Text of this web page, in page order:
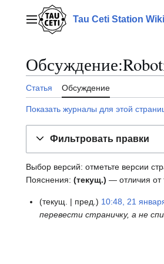
содержаниюГлавное менюTau Ceti Station Wiki
Статья Обсуждение
Показать журналы для этой
Фильтровать правки
Выбор версий: отметьте версии
Пояснения: (текущ.) — отличия от
2
текущ. пред. 10:48, 21
перевести страничку, а не